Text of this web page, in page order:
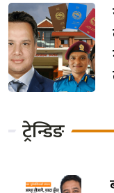
ट्रेन्डिङ